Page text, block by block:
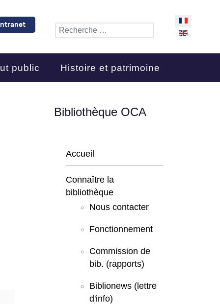
Rechercher
Sélectionnez
public Histoire et patrimoine
Bibliothèque OCA
Accueil
Connaître la
bibliothèque
Nous contacter
Fonctionnement
Commission de
bib. (rapports)
Biblionews (lettre
d'info)